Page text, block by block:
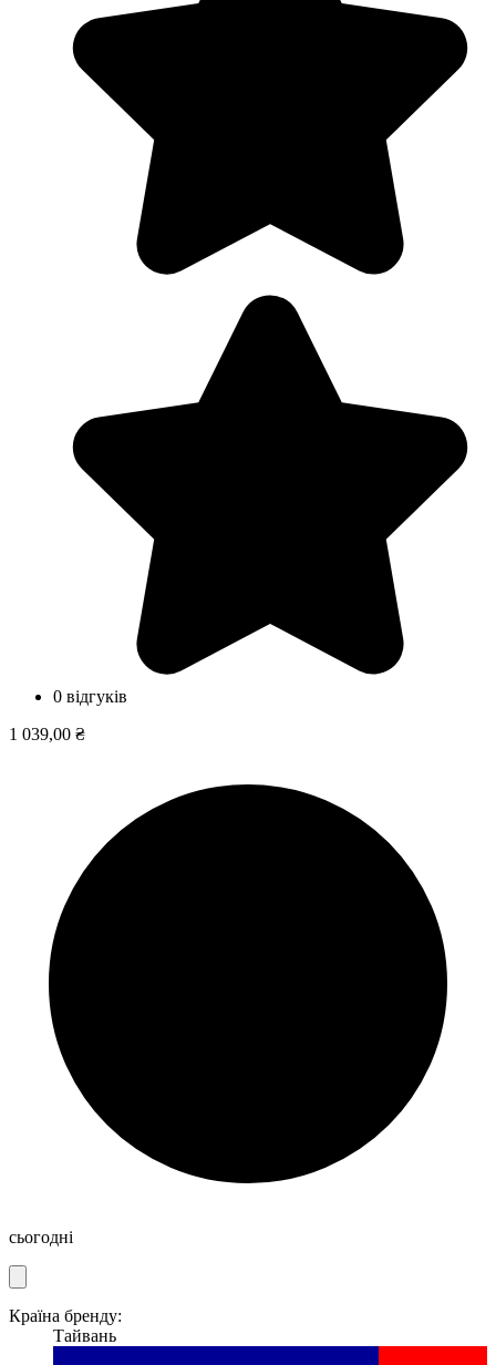
0 відгуків
1 039,00 ₴
сьогодні
Країна бренду:
Тайвань